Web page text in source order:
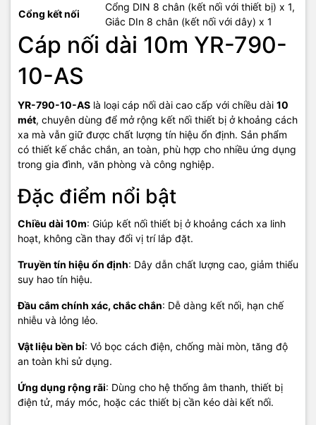
Cổng kết nối
Cổng DIN 8 chân (kết nối với thiết bị) x 1,
Giắc DIn 8 chân (kết nối với dây) x 1
Cáp nối dài 10m YR-790-
10-AS
YR-790-10-AS là loại cáp nối dài cao cấp với chiều dài 10
mét, chuyên dùng để mở rộng kết nối thiết bị ở khoảng cách
xa mà vẫn giữ được chất lượng tín hiệu ổn định. Sản phẩm
có thiết kế chắc chắn, an toàn, phù hợp cho nhiều ứng dụng
trong gia đình, văn phòng và công nghiệp.
Đặc điểm nổi bật
Chiều dài 10m: Giúp kết nối thiết bị ở khoảng cách xa linh
hoạt, không cần thay đổi vị trí lắp đặt.
Truyền tín hiệu ổn định: Dây dẫn chất lượng cao, giảm thiểu
suy hao tín hiệu.
Đầu cắm chính xác, chắc chắn: Dễ dàng kết nối, hạn chế
nhiễu và lỏng lẻo.
Vật liệu bền bỉ: Vỏ bọc cách điện, chống mài mòn, tăng độ
an toàn khi sử dụng.
Ứng dụng rộng rãi: Dùng cho hệ thống âm thanh, thiết bị
điện tử, máy móc, hoặc các thiết bị cần kéo dài kết nối.